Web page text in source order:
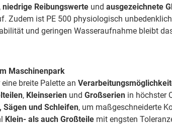
, niedrige Reibungswerte und ausgezeichnete
Zudem ist PE 500 physiologisch
und geringen Wasseraufnahme bleibt
Maschinenpark
breite Palette an
, Kleinserien und Großserien in höchster
Sägen und Schleifen, um maßgeschneiderte
Klein- als auch Großteile mit engsten